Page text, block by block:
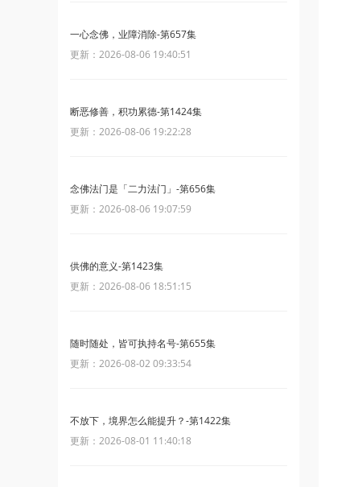
一心念佛，业障消除-第657集
更新：2026-08-06 19:40:51
断恶修善，积功累德-第1424集
更新：2026-08-06 19:22:28
念佛法门是「二力法门」-第656集
更新：2026-08-06 19:07:59
供佛的意义-第1423集
更新：2026-08-06 18:51:15
随时随处，皆可执持名号-第655集
更新：2026-08-02 09:33:54
不放下，境界怎么能提升？-第1422集
更新：2026-08-01 11:40:18